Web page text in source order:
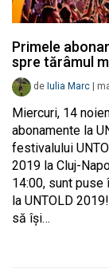
Primele
spre tărâmul
de Iulia Marc
Miercuri, 14
abonamente la
festivalului
2019 la Cluj-
14:00, sunt puse
la UNTOLD
să își…